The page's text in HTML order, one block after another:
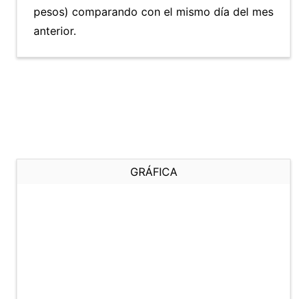
pesos) comparando con el mismo día del mes
anterior.
GRÁFICA